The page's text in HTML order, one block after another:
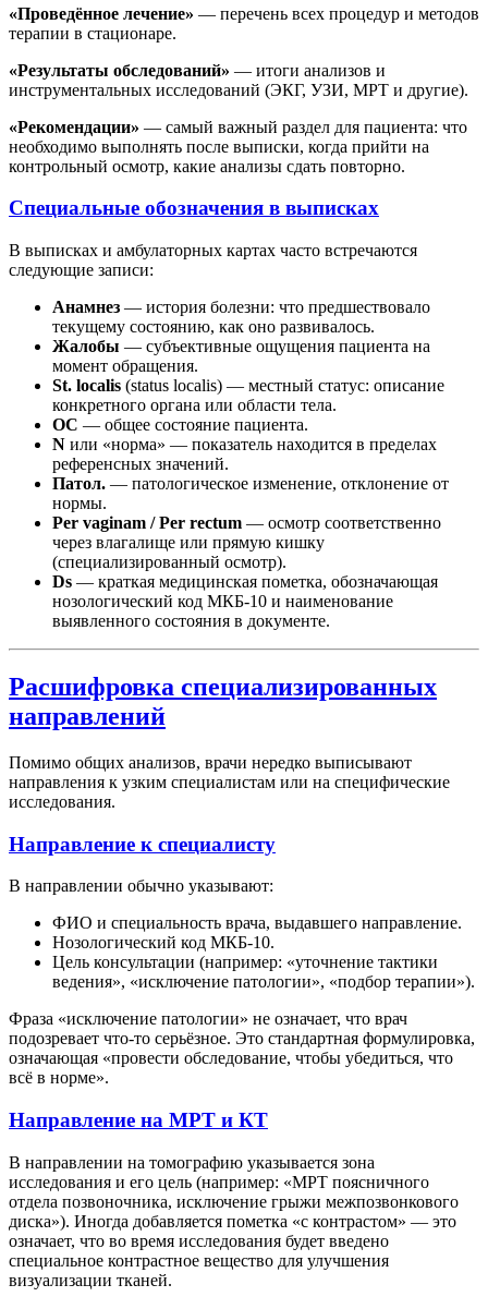
«Проведённое лечение» — перечень всех процедур и методов
терапии в стационаре.
«Результаты обследований» — итоги анализов и
инструментальных исследований (ЭКГ, УЗИ, МРТ и другие).
«Рекомендации» — самый важный раздел для пациента: что
необходимо выполнять после выписки, когда прийти на
контрольный осмотр, какие анализы сдать повторно.
Специальные обозначения в выписках
В выписках и амбулаторных картах часто встречаются
следующие записи:
Анамнез — история болезни: что предшествовало
текущему состоянию, как оно развивалось.
Жалобы — субъективные ощущения пациента на
момент обращения.
St. localis (status localis) — местный статус: описание
конкретного органа или области тела.
ОС — общее состояние пациента.
N или «норма» — показатель находится в пределах
референсных значений.
Патол. — патологическое изменение, отклонение от
нормы.
Per vaginam / Per rectum — осмотр соответственно
через влагалище или прямую кишку
(специализированный осмотр).
Ds — краткая медицинская пометка, обозначающая
нозологический код МКБ-10 и наименование
выявленного состояния в документе.
Расшифровка специализированных
направлений
Помимо общих анализов, врачи нередко выписывают
направления к узким специалистам или на специфические
исследования.
Направление к специалисту
В направлении обычно указывают:
ФИО и специальность врача, выдавшего направление.
Нозологический код МКБ-10.
Цель консультации (например: «уточнение тактики
ведения», «исключение патологии», «подбор терапии»).
Фраза «исключение патологии» не означает, что врач
подозревает что-то серьёзное. Это стандартная формулировка,
означающая «провести обследование, чтобы убедиться, что
всё в норме».
Направление на МРТ и КТ
В направлении на томографию указывается зона
исследования и его цель (например: «МРТ поясничного
отдела позвоночника, исключение грыжи межпозвонкового
диска»). Иногда добавляется пометка «с контрастом» — это
означает, что во время исследования будет введено
специальное контрастное вещество для улучшения
визуализации тканей.